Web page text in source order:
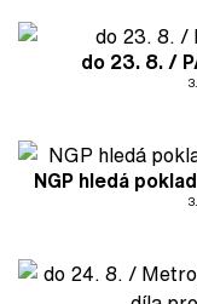
do 23. 8. /
NGP hledá